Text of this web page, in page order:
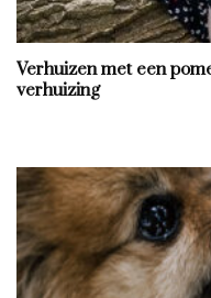
Verhuizen met een
verhuizing